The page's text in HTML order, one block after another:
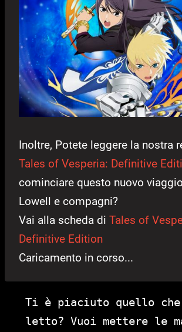
Inoltre, Potete leggere la nostra
Tales of Vesperia: Definitive
cominciare questo nuovo
Lowell e compagni?
Vai alla scheda di Tales of
Definitive Edition
Caricamento in corso...
Ti è piaciuto quello
letto? Vuoi mettere le